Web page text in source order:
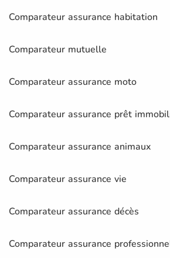
Comparateur assurance habitation
Comparateur mutuelle
Comparateur assurance moto
Comparateur assurance prêt
Comparateur assurance animaux
Comparateur assurance vie
Comparateur assurance décès
Comparateur assurance